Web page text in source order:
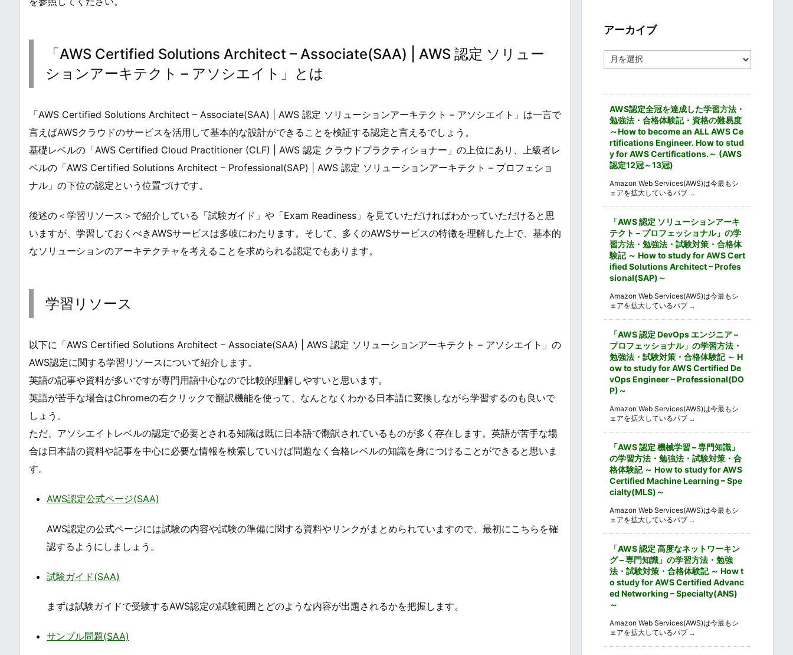
「AWS Certified Solutions Architect – Associate(SAA) | AWS 認定 ソリュー
ションアーキテクト – アソシエイト」とは
「AWS Certified Solutions Architect – Associate(SAA) | AWS 認定 ソリューションアーキテクト – アソシエイト」は一言で
言えばAWSクラウドのサービスを活用して基本的な設計ができることを検証する認定と言えるでしょう。
基礎レベルの「AWS Certified Cloud Practitioner (CLF) | AWS 認定 クラウドプラクティショナー」の上位にあり、上級者レ
ベルの「AWS Certified Solutions Architect – Professional(SAP) | AWS 認定 ソリューションアーキテクト – プロフェショ
ナル」の下位の認定という位置づけです。
後述の＜学習リソース＞で紹介している「試験ガイド」や「Exam Readiness」を見ていただければわかっていただけると思
いますが、学習しておくべきAWSサービスは多岐にわたります。そして、多くのAWSサービスの特徴を理解した上で、基本的
なソリューションのアーキテクチャを考えることを求められる認定でもあります。
学習リソース
以下に「AWS Certified Solutions Architect – Associate(SAA) | AWS 認定 ソリューションアーキテクト – アソシエイト」の
AWS認定に関する学習リソースについて紹介します。
英語の記事や資料が多いですが専門用語中心なので比較的理解しやすいと思います。
英語が苦手な場合はChromeの右クリックで翻訳機能を使って、なんとなくわかる日本語に変換しながら学習するのも良いで
しょう。
ただ、アソシエイトレベルの認定で必要とされる知識は既に日本語で翻訳されているものが多く存在します。英語が苦手な場
合は日本語の資料や記事を中心に必要な情報を検索していけば問題なく合格レベルの知識を身につけることができると思いま
す。
AWS認定公式ページ(SAA)
AWS認定の公式ページには試験の内容や試験の準備に関する資料やリンクがまとめられていますので、最初にこちらを確
認するようにしましょう。
試験ガイド(SAA)
まずは試験ガイドで受験するAWS認定の試験範囲とどのような内容が出題されるかを把握します。
サンプル問題(SAA)
ー
アーカイブ
ー
AWS認定全冠を達成した学習方法・
勉強法・合格体験記・資格の難易度
～How to become an ALL AWS Ce
rtifications Engineer. How to stud
y for AWS Certifications.～ (AWS
認定12冠～13冠)
Amazon Web Services(AWS)は今最もシ
ェアを拡大しているパブ ...
「AWS 認定 ソリューションアーキ
テクト – プロフェッショナル」の学
習方法・勉強法・試験対策・合格体
験記 ～ How to study for AWS Cert
ified Solutions Architect – Profes
sional(SAP)～
Amazon Web Services(AWS)は今最もシ
ェアを拡大しているパブ ...
「AWS 認定 DevOps エンジニア –
プロフェッショナル」の学習方法・
勉強法・試験対策・合格体験記 ～ H
ow to study for AWS Certified De
vOps Engineer – Professional(DO
P)～
Amazon Web Services(AWS)は今最もシ
ェアを拡大しているパブ ...
「AWS 認定 機械学習 – 専門知識」
の学習方法・勉強法・試験対策・合
格体験記 ～ How to study for AWS
Certified Machine Learning – Spe
cialty(MLS)～
Amazon Web Services(AWS)は今最もシ
ェアを拡大しているパブ ...
「AWS 認定 高度なネットワーキン
グ – 専門知識」の学習方法・勉強
法・試験対策・合格体験記 ～ How t
o study for AWS Certified Advanc
ed Networking – Specialty(ANS)
～
Amazon Web Services(AWS)は今最もシ
ェアを拡大しているパブ ...